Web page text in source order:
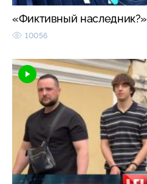
«Фиктивный наследник?»
10056